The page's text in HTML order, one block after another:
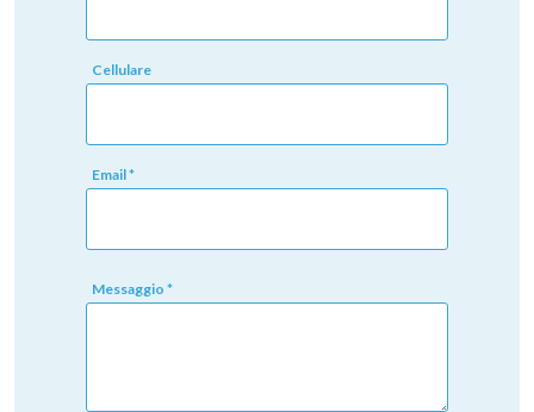
Cellulare
Email *
Messaggio *